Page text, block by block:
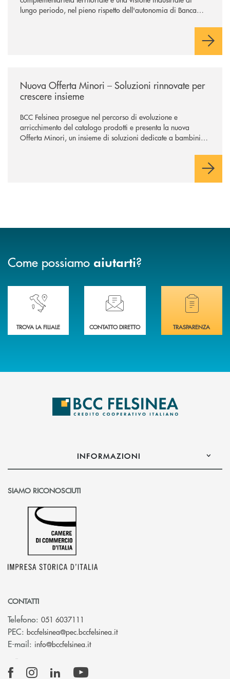
lungo periodo, nel pieno rispetto dell'autonomia di Banca
negoziazione esclusiva per la finalizzazione dell’operazione.
Nuova Offerta Minori – Soluzioni rinnovate per
crescere insieme
BCC Felsinea prosegue nel percorso di evoluzione e
arricchimento del catalogo prodotti e presenta la nuova
Offerta Minori, un insieme di soluzioni dedicate a bambini e
sviluppo di una relazione consapevole con il denaro, sempre
Come possiamo aiutarti?
Accedi all' elenco completo delle nostre&nbsp; filiali .
TROVA LA FILIALE
Ti serve assistenza immediata? Contattaci!
CONTATTO DIRETTO
Hai bisogno di
TRASPARENZA
INFORMAZIONI
SIAMO RICONOSCIUTI
CONTATTI
Telefono: 051 6037111
PEC: bccfelsinea@pec.bccfelsinea.it(si apre l’app di posta
E-mail: info@bccfelsinea.it(si apre l’app di posta elettronica)